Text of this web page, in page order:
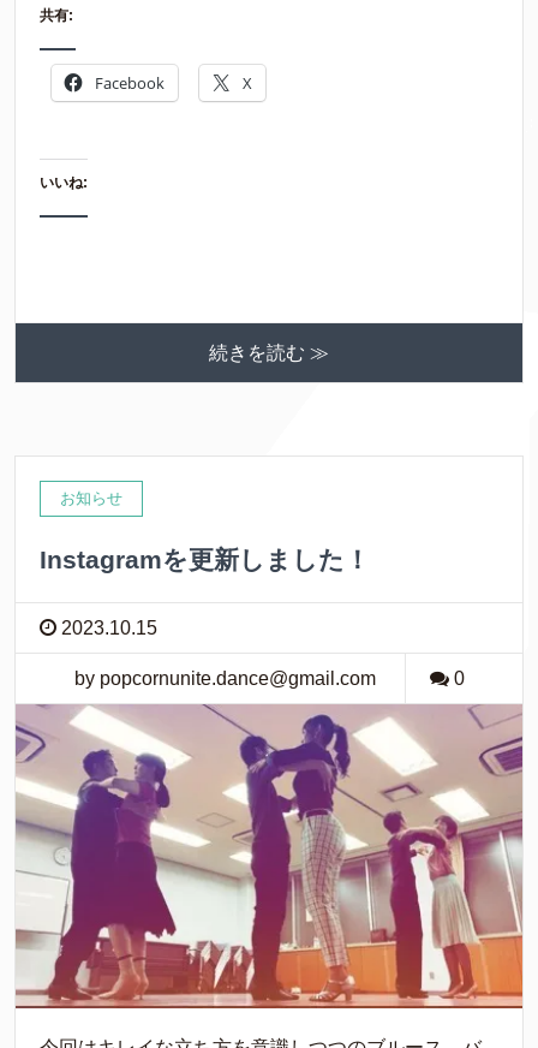
共有:
Facebook X
いいね:
続きを読む ≫
お知らせ
Instagramを更新しました！
2023.10.15
by popcornunite.dance@gmail.com 0